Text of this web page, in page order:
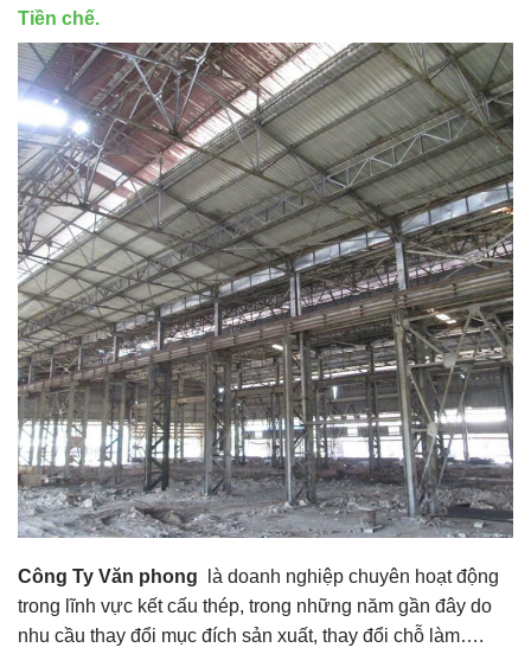
Tiền chế.
Công Ty Văn phong là doanh nghiệp chuyên hoạt động
trong lĩnh vực kết cấu thép, trong những năm gần đây do
nhu cầu thay đổi mục đích sản xuất, thay đổi chỗ làm….